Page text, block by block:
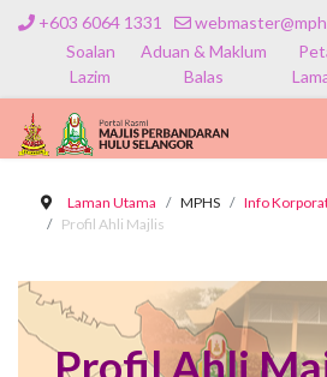
+603 6064 1331
Soalan
Lazim
Aduan & Maklum
Balas
Laman Utama MPHS Info
Profil Ahli Majlis
Profil Ahli